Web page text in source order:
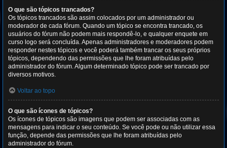
O que são tópicos trancados?
Os tópicos trancados são assim colocados por um administrador ou
moderador de cada fórum. Quando um tópico se encontra trancado, os
usuários do fórum não podem mais respondê-lo, e qualquer enquete em
curso logo será concluída. Apenas administradores e moderadores podem
responder nestes tópicos e você poderá também trancar os seus próprios
tópicos, dependendo das permissões que lhe foram atribuídas pelo
administrador do fórum. Algum determinado tópico pode ser trancado por
diversos motivos.
Voltar ao topo
O que são ícones de tópicos?
Os ícones de tópicos são imagens que podem ser associadas com as
mensagens para indicar o seu conteúdo. Se você pode ou não utilizar essa
função, depende das permissões que lhe foram atribuídas pelo
administrador do fórum.